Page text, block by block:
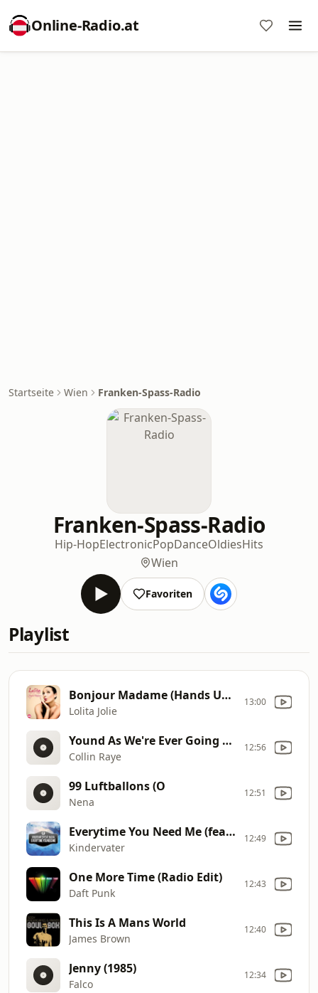
Online‑Radio.at
Startseite Wien Franken-Spass-Radio
Franken-Spass-Radio
Hip-HopElectronicPopDanceOldiesHits
Wien
Favoriten
Playlist
Bonjour Madame (Hands Up Freaks Remix Edit)
Lolita Jolie
13:00
Yound As We're Ever Going To Be
Collin Raye
12:56
99 Luftballons (O
Nena
12:51
Everytime You Need Me (feat. Nadja)
Kindervater
12:49
One More Time (Radio Edit)
Daft Punk
12:43
This Is A Mans World
James Brown
12:40
Jenny (1985)
Falco
12:34